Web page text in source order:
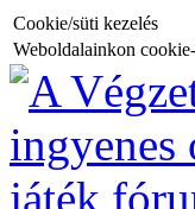
Cookie/süti kezelés
Weboldalainkon